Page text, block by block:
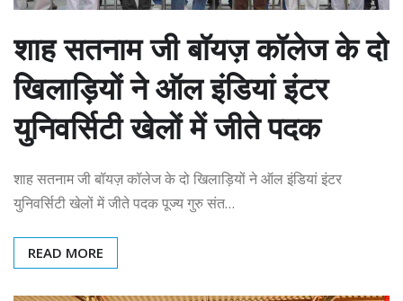
शाह सतनाम जी बॉयज़ कॉलेज के दो
खिलाड़ियों ने ऑल इंडियां इंटर
युनिवर्सिटी खेलों में जीते पदक
शाह सतनाम जी बॉयज़ कॉलेज के दो खिलाड़ियों ने ऑल इंडियां इंटर
युनिवर्सिटी खेलों में जीते पदक पूज्य गुरु संत…
READ MORE